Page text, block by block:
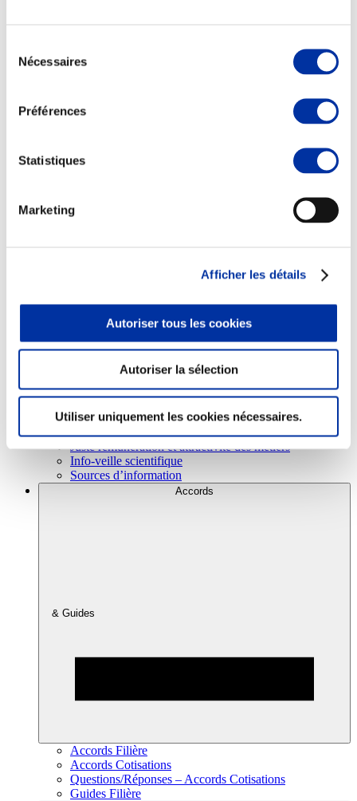
Nécessaires
Préférences
Statistiques
Marketing
Afficher les détails
Autoriser tous les cookies
Autoriser la sélection
Utiliser uniquement les cookies nécessaires.
Sécurité sanitaire
Viandes et santé
Juste rémunération et attractivité des métiers
Info-veille scientifique
Sources d’information
Accords
& Guides
Accords Filière
Accords Cotisations
Questions/Réponses – Accords Cotisations
Guides Filière